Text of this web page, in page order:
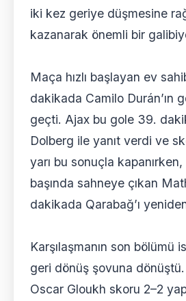
iki kez geriye düşmesine
kazanarak önemli bir
Maça hızlı başlayan ev
dakikada Camilo Durán’ın
geçti. Ajax bu gole 39.
Dolberg ile yanıt verdi ve
yarı bu sonuçla kapanırken,
başında sahneye çıkan
dakikada Qarabağ’ı
Karşılaşmanın son bölümü
geri dönüş şovuna
Oscar Gloukh skoru 2–2